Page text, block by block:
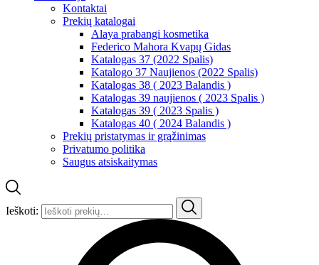
Kontaktai
Prekių katalogai
Alaya prabangi kosmetika
Federico Mahora Kvapų Gidas
Katalogas 37 (2022 Spalis)
Katalogo 37 Naujienos (2022 Spalis)
Katalogas 38 ( 2023 Balandis )
Katalogas 39 naujienos ( 2023 Spalis )
Katalogas 39 ( 2023 Spalis )
Katalogas 40 ( 2024 Balandis )
Prekių pristatymas ir grąžinimas
Privatumo politika
Saugus atsiskaitymas
Ieškoti: